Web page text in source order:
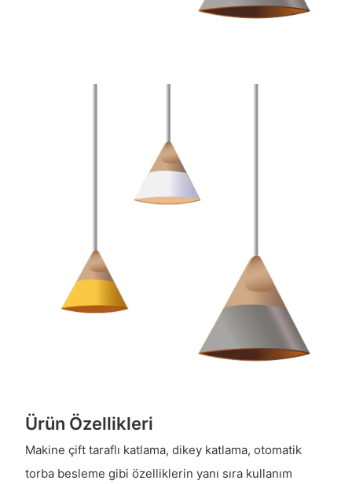
Ürün Özellikleri
Makine çift taraflı katlama, dikey katlama, otomatik
torba besleme gibi özelliklerin yanı sıra kullanım